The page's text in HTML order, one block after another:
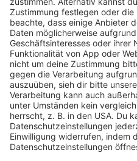
PROGRAMM
Webradio & Stream
Titelsuche
Rocknews